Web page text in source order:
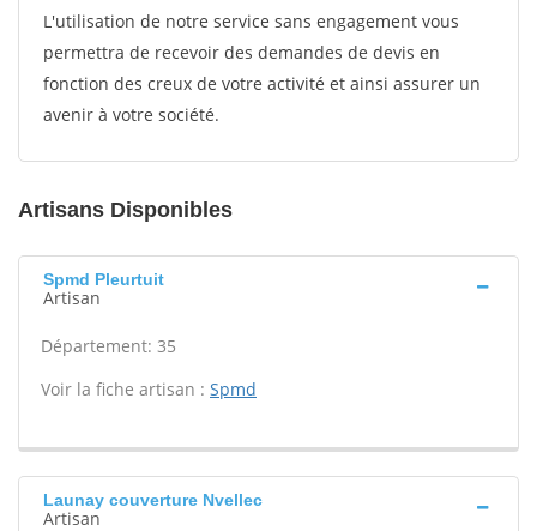
L'utilisation de notre service sans engagement vous
permettra de recevoir des demandes de devis en
fonction des creux de votre activité et ainsi assurer un
avenir à votre société.
Artisans Disponibles
Spmd Pleurtuit
Artisan
Département: 35
Voir la fiche artisan : Spmd
Launay couverture Nvellec
Artisan